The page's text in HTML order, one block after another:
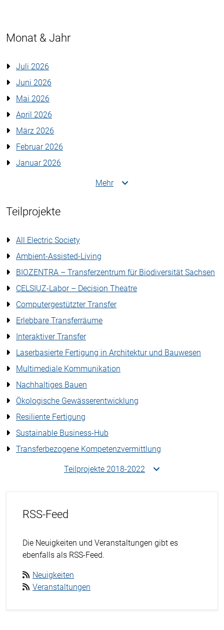
Monat & Jahr
Juli 2026
Juni 2026
Mai 2026
April 2026
März 2026
Februar 2026
Januar 2026
Mehr
Teilprojekte
All Electric Society
Ambient-Assisted-Living
BIOZENTRA – Transferzentrum für Biodiversität Sachsen
CELSIUZ-Labor – Decision Theatre
Computergestützter Transfer
Erlebbare Transferräume
Interaktiver Transfer
Laserbasierte Fertigung in Architektur und Bauwesen
Multimediale Kommunikation
Nachhaltiges Bauen
Ökologische Gewässerentwicklung
Resiliente Fertigung
Sustainable Business-Hub
Transferbezogene Kompetenzvermittlung
Teilprojekte 2018-2022
RSS-Feed
Die Neuigkeiten und Veranstaltungen gibt es
ebenfalls als RSS-Feed.
Neuigkeiten
Veranstaltungen